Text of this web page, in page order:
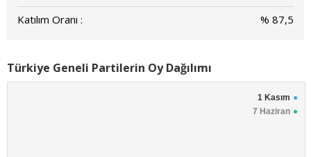
Katılım Oranı :
% 87,5
Türkiye Geneli Partilerin Oy Dağılımı
1 Kasım
7 Haziran